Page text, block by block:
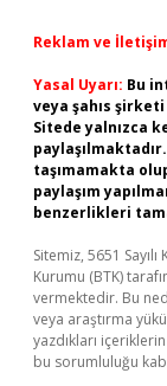
Reklam ve
Yasal Uyarı: Bu
veya şahıs
Sitede yalnızca
taşımamakta
paylaşım
benzerlikleri
Sitemiz, 5651
Kurumu (BTK)
vermektedir. Bu
veya araştırma
yazdıkları
bu sorumluluğu